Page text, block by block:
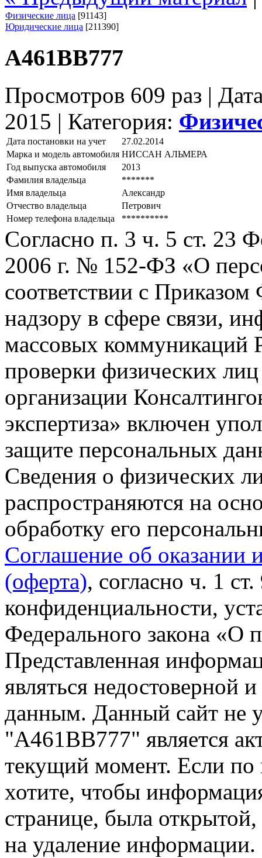
Физические лица [91143]
Юридические лица [211390]
А461ВВ777
Просмотров 609 раз |
2015 | Категория:
Дата постановки на учет
27.02.2014
Марка и модель автомобиля НИССАН АЛЬМЕРА
Год выпуска автомобиля
2013
Фамилия владельца
*******
Имя владельца
Александр
Отчество владельца
Петрович
Номер телефона владельца
**********
Согласно п. 3 ч. 5 ст. 23
2006 г. № 152-ФЗ «О
соответствии с
надзору в сфере связи,
массовых коммуникаций
проверки физических
организации
экспертиза» включен
защите персональных
Сведения о физических
распространяются на
обработку его
Соглашение об оказании
(оферта), согласно ч. 1
конфиденциальности,
Федерального закона «О
Представленная
являться недостоверной
данным. Данный сайт не
"А461ВВ777" является
текущий момент. Если
хотите, чтобы
странице, была открытой,
на удаление информации.